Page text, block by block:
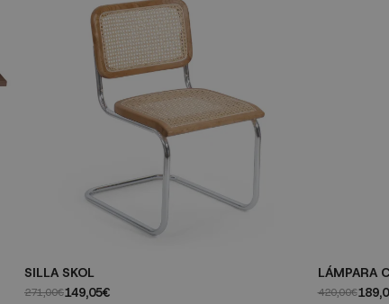
SILLA SKOL
271,00€149,05€
LÁMPARA
420,00€